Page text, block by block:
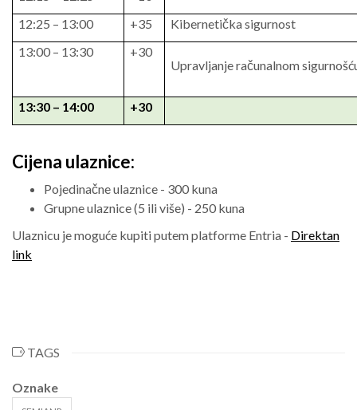
12:25 – 13:00
+35
Kibernetička sigurnost
13:00 – 13:30
+30
Upravljanje računalnom
13:30 – 14:00 +30
Cijena ulaznice:
Pojedinačne ulaznice - 300 kuna
Grupne ulaznice (5 ili više) - 250 kuna
Ulaznicu je moguće kupiti putem platforme Entria - Direktan
link
TAGS
Oznake